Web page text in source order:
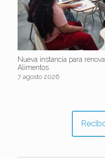
Nueva instancia para
Alimentos
7 agosto 2026